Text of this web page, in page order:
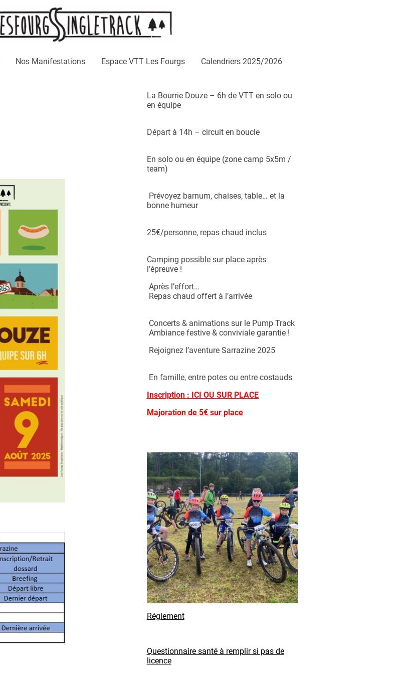
Nos Manifestations Espace VTT Les Fourgs Calendriers 2025/2026
La Bourrie Douze – 6h de VTT en solo ou
en équipe
Départ à 14h – circuit en boucle
En solo ou en équipe (zone camp 5x5m /
team)
Prévoyez barnum, chaises, table… et la
bonne humeur
25€/personne, repas chaud inclus
Camping possible sur place après
l’épreuve !
Après l’effort…
Repas chaud offert à l’arrivée
Concerts & animations sur le Pump Track
Ambiance festive & conviviale garantie !
Rejoignez l’aventure Sarrazine 2025
En famille, entre potes ou entre costauds
Inscription : ICI OU SUR PLACE
Majoration de 5€ sur place
Réglement
Questionnaire santé à remplir si pas de
licence